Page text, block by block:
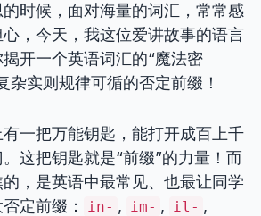
时候，面对海量的词汇，常常感
，今天，我这位爱讲故事的语言
开一个英语词汇的“魔法密
实则规律可循的否定前缀！
一把万能钥匙，能打开成百上千
这把钥匙就是“前缀”的力量！而
，是英语中最常见、也最让同学
定前缀：
in- , im- , il- ,